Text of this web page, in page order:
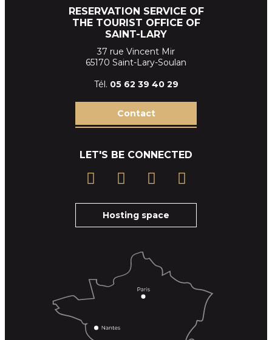
RESERVATION SERVICE OF
THE TOURIST OFFICE OF
SAINT-LARY
37 rue Vincent Mir
65170 Saint-Lary-Soulan
Tél. 05 62 39 40 29
Contact
LET'S BE CONNECTED
Hosting space